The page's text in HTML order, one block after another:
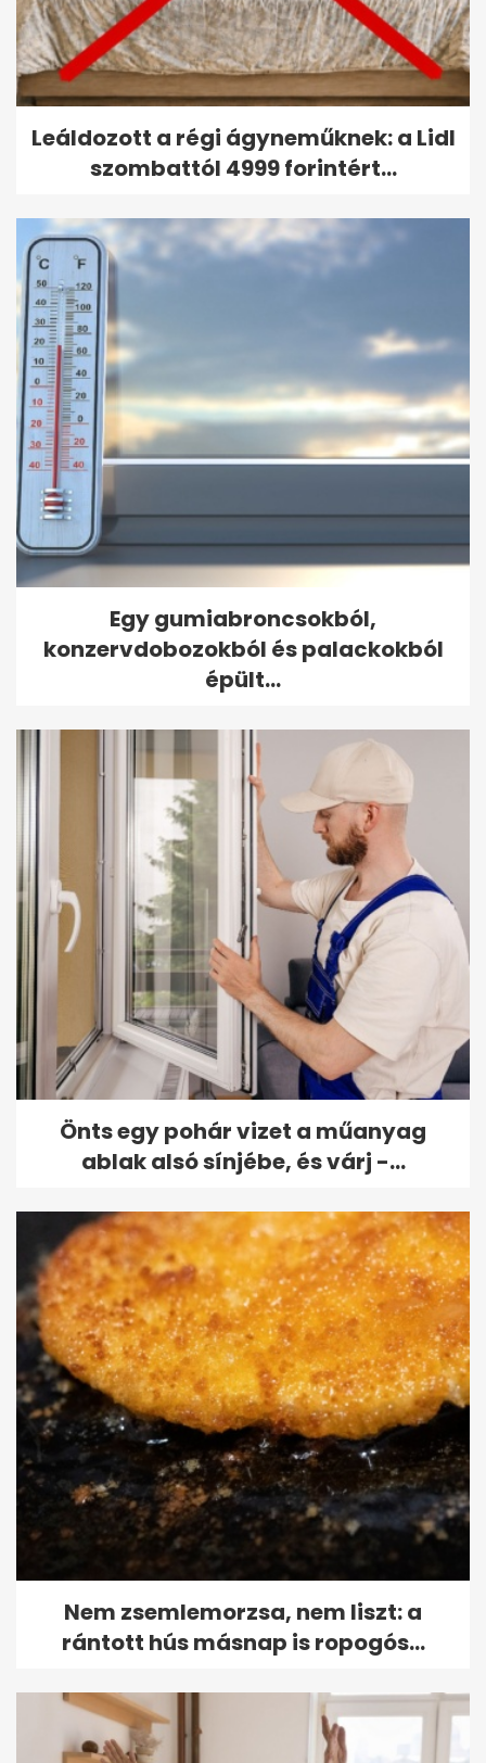
Leáldozott a régi ágyneműknek: a Lidl
szombattól 4999 forintért...
Egy gumiabroncsokból,
konzervdobozokból és palackokból
épült...
Önts egy pohár vizet a műanyag
ablak alsó sínjébe, és várj -...
Nem zsemlemorzsa, nem liszt: a
rántott hús másnap is ropogós...